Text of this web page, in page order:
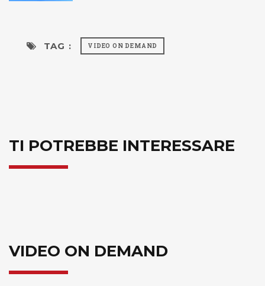
TAG : VIDEO ON DEMAND
TI POTREBBE INTERESSARE
VIDEO ON DEMAND